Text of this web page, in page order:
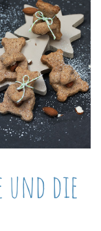
und die